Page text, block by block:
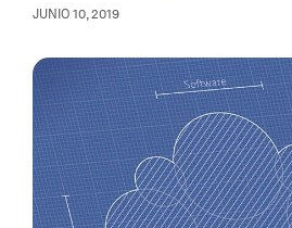
JUNIO 10, 2019